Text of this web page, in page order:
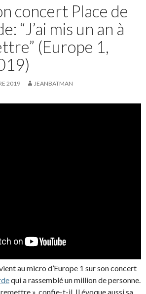
concert Place de
“J’ai mis un an à
(Europe 1,
2019 JEANBATMAN
au micro d’Europe 1 sur son concert
qui a rassemblé un million de personne.
remettre », confie-t-il. Il évoque aussi sa